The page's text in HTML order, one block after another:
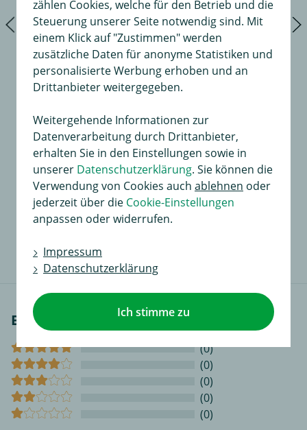
Turnbeutel-Rucksack
universeller Reiserucksack, für viele kleine Dinge die
unterwegs notwendig sind, Ideal für Ausflüge zu den
Stränden, Hergestellt aus hochwertigem Polyester
Bewertungen
(0)
(0)
(0)
(0)
(0)
zählen Cookies, welche für den Betrieb und die
Steuerung unserer Seite notwendig sind. Mit
einem Klick auf "Zustimmen" werden
zusätzliche Daten für anonyme Statistiken und
personalisierte Werbung erhoben und an
Drittanbieter weitergegeben.
Weitergehende Informationen zur
Datenverarbeitung durch Drittanbieter,
erhalten Sie in den Einstellungen sowie in
unserer Datenschutzerklärung. Sie können die
Verwendung von Cookies auch ablehnen oder
jederzeit über die Cookie-Einstellungen
anpassen oder widerrufen.
Impressum
Datenschutzerklärung
Ich stimme zu